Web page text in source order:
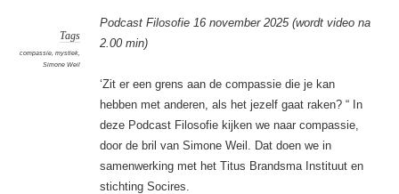
Tags
compassie, mystiek,
Simone Weil
Podcast Filosofie 16 november 2025 (wordt video na
2.00 min)
‘Zit er een grens aan de compassie die je kan
hebben met anderen, als het jezelf gaat raken? “ In
deze Podcast Filosofie kijken we naar compassie,
door de bril van Simone Weil. Dat doen we in
samenwerking met het Titus Brandsma Instituut en
stichting Socires.